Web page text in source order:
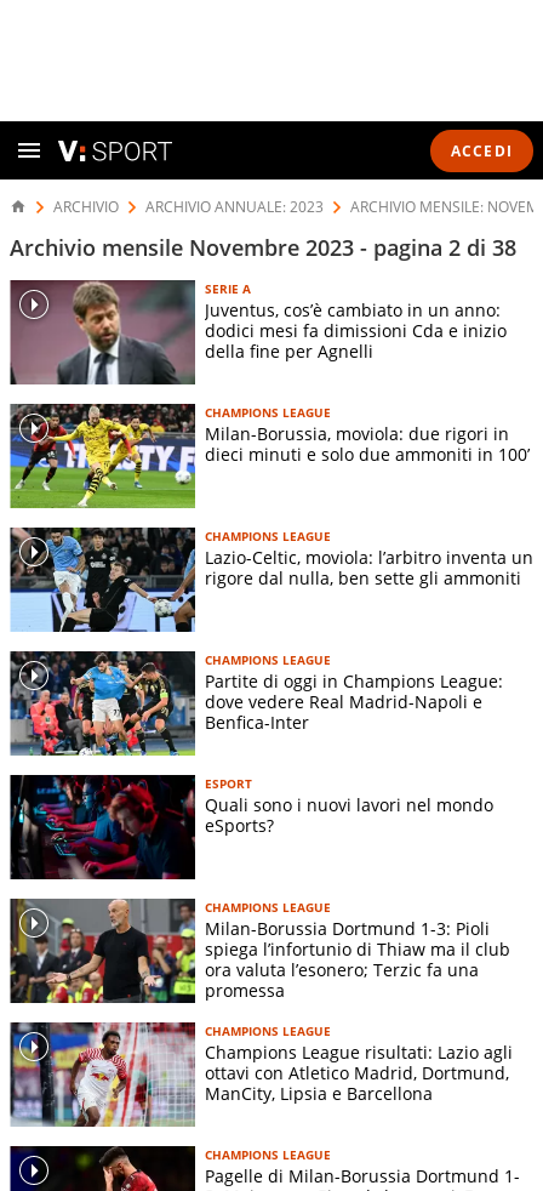
ACCEDI
ARCHIVIO ARCHIVIO ANNUALE: 2023 ARCHIVIO MENSILE:
Archivio mensile Novembre 2023 - pagina 2 di 38
SERIE A
Juventus, cos’è cambiato in un anno:
dodici mesi fa dimissioni Cda e inizio
della fine per Agnelli
CHAMPIONS LEAGUE
Milan-Borussia, moviola: due rigori in
dieci minuti e solo due ammoniti in 100’
CHAMPIONS LEAGUE
Lazio-Celtic, moviola: l’arbitro inventa un
rigore dal nulla, ben sette gli ammoniti
CHAMPIONS LEAGUE
Partite di oggi in Champions League:
dove vedere Real Madrid-Napoli e
Benfica-Inter
ESPORT
Quali sono i nuovi lavori nel mondo
eSports?
CHAMPIONS LEAGUE
Milan-Borussia Dortmund 1-3: Pioli
spiega l’infortunio di Thiaw ma il club
ora valuta l’esonero; Terzic fa una
promessa
CHAMPIONS LEAGUE
Champions League risultati: Lazio agli
ottavi con Atletico Madrid, Dortmund,
ManCity, Lipsia e Barcellona
CHAMPIONS LEAGUE
Pagelle di Milan-Borussia Dortmund 1-